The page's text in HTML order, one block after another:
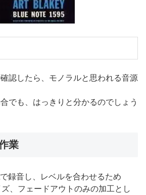
認したら、モノラルと思われる音源
でも、はっきりと分かるのでしょう
業
録音し、レベルを合わせるため
、フェードアウトのみの加工とし